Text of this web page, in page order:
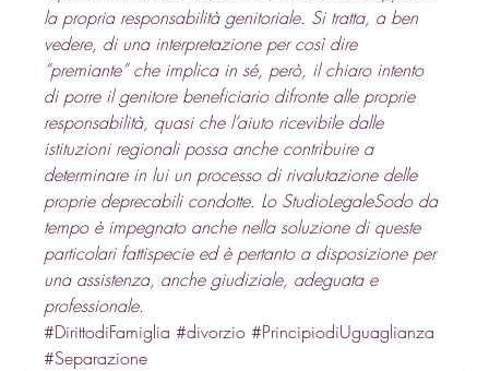
la propria responsabilità genitoriale. Si tratta, a ben
vedere, di una interpretazione per così dire
“premiante” che implica in sé, però, il chiaro intento
di porre il genitore beneficiario difronte alle proprie
responsabilità, quasi che l’aiuto ricevibile dalle
istituzioni regionali possa anche contribuire a
determinare in lui un processo di rivalutazione delle
proprie deprecabili condotte. Lo StudioLegaleSodo da
tempo è impegnato anche nella soluzione di queste
particolari fattispecie ed è pertanto a disposizione per
una assistenza, anche giudiziale, adeguata e
professionale.
#DirittodiFamiglia #divorzio #PrincipiodiUguaglianza
#Separazione